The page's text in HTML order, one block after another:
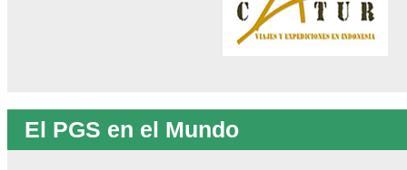
El PGS en el Mundo